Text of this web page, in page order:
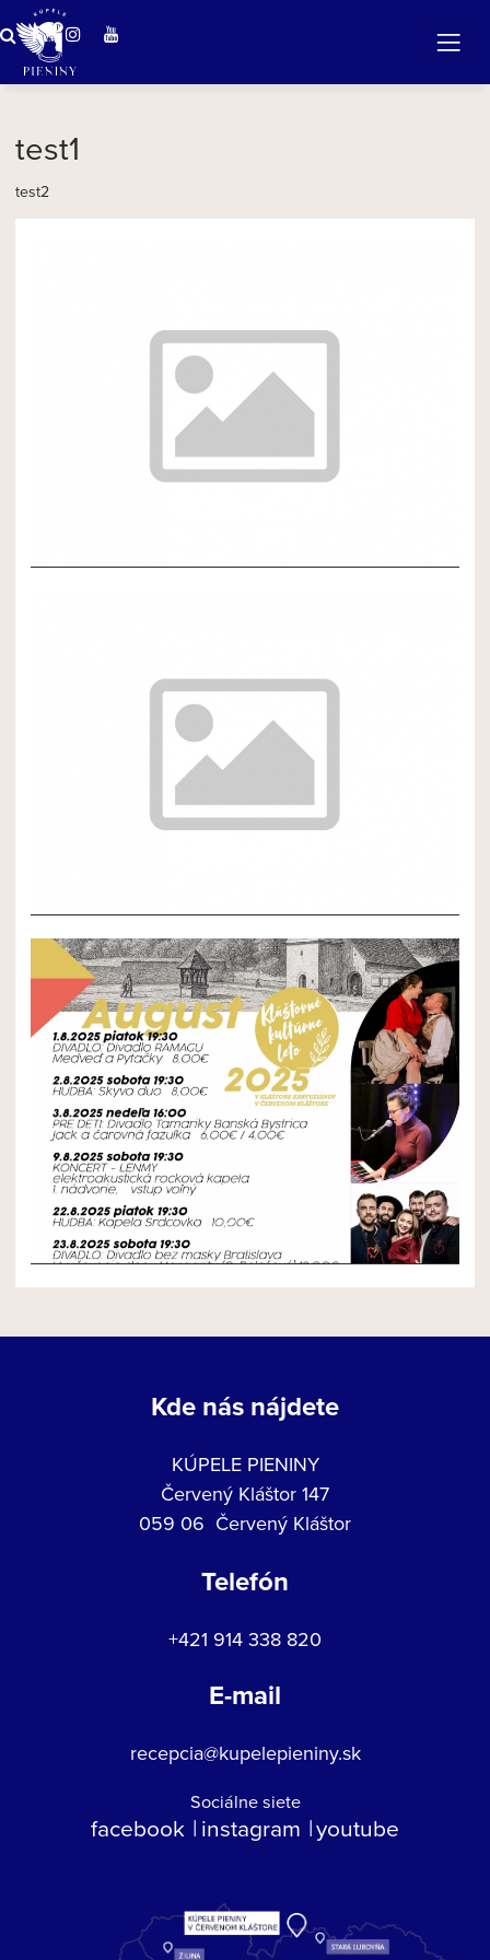
Zázračná voda v Pieninách
test1
test2
NOVÝ ČLÁNOK
Kde nás nájdete
KÚPELE PIENINY
Červený Kláštor 147
059 06 Červený Kláštor
Telefón
+421 914 338 820
E-mail
recepcia@kupelepieniny.sk
Sociálne siete
facebook instagram youtube